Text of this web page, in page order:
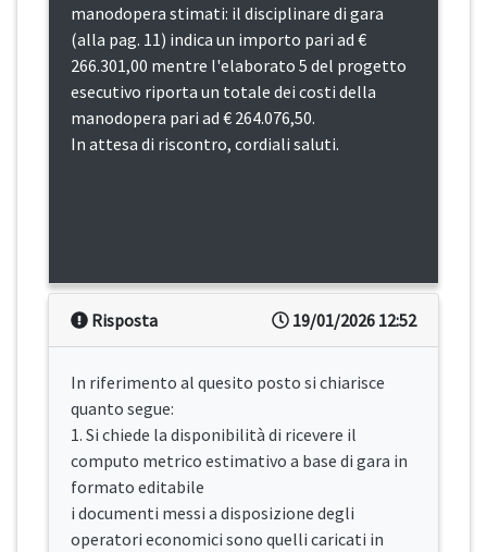
manodopera stimati: il disciplinare di gara
(alla pag. 11) indica un importo pari ad €
266.301,00 mentre l'elaborato 5 del progetto
esecutivo riporta un totale dei costi della
manodopera pari ad € 264.076,50.
In attesa di riscontro, cordiali saluti.
19/01/2026 12:52
Risposta
In riferimento al quesito posto si chiarisce
quanto segue:
1. Si chiede la disponibilità di ricevere il
computo metrico estimativo a base di gara in
formato editabile
i documenti messi a disposizione degli
operatori economici sono quelli caricati in